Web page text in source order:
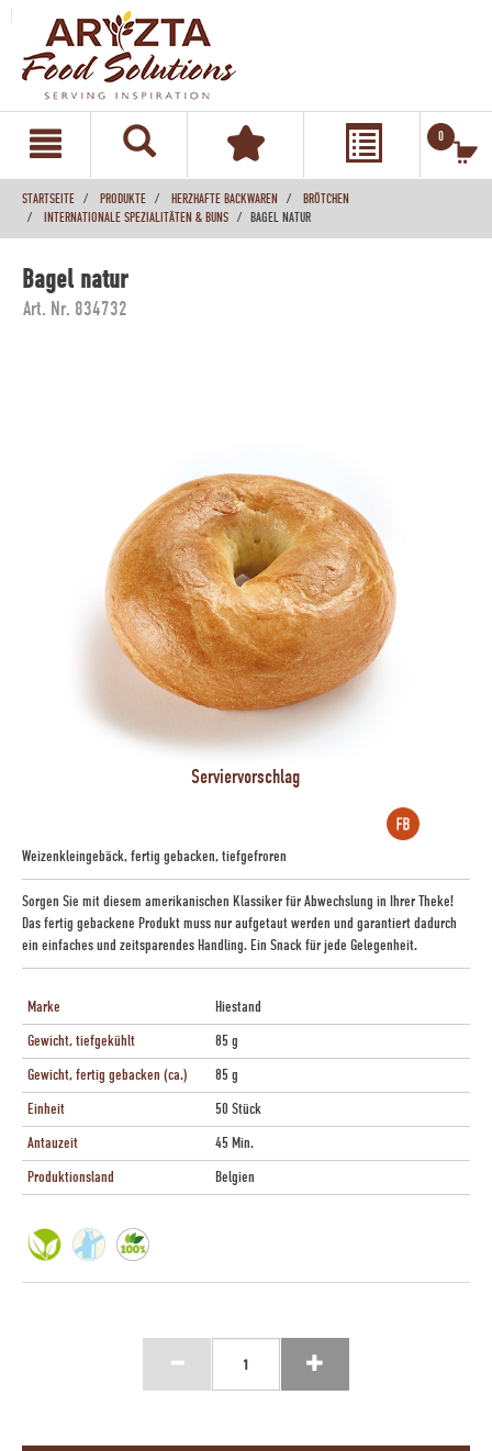
0
STARTSEITE PRODUKTE HERZHAFTE BACKWAREN
BRÖTCHEN
INTERNATIONALE SPEZIALITÄTEN & BUNS
BAGEL NATUR
Bagel natur
Art. Nr. 834732
Serviervorschlag
Weizenkleingebäck, fertig gebacken, tiefgefroren
Sorgen Sie mit diesem amerikanischen Klassiker für Abwechslung in Ihrer Theke!
Das fertig gebackene Produkt muss nur aufgetaut werden und garantiert dadurch
ein einfaches und zeitsparendes Handling. Ein Snack für jede Gelegenheit.
Marke
Hiestand
Gewicht, tiefgekühlt
85 g
Gewicht, fertig gebacken (ca.)
85 g
Einheit
50 Stück
Antauzeit
45 Min.
Produktionsland
Belgien